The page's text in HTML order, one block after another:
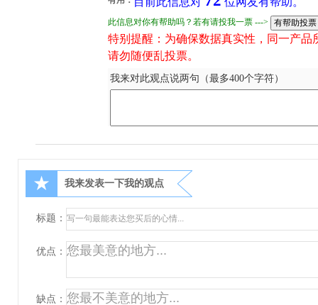
此信息对你有帮助吗？若有请投我一票 --->
特别提醒：为确保数据真实性，同一产
请勿随便乱投票。
我来对此观点说两句（最多400个字符）
★ 我来发表一下我的观点
标题：
优点：
缺点：